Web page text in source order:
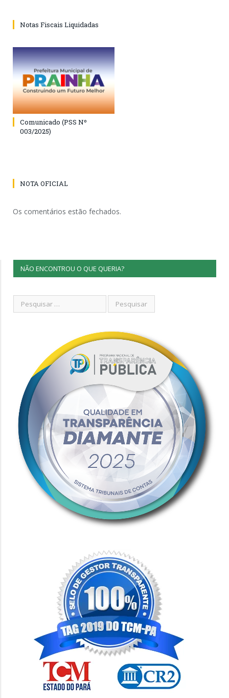
Notas Fiscais Liquidadas
Comunicado (PSS Nº
003/2025)
NOTA OFICIAL
Os comentários estão fechados.
NÃO ENCONTROU O QUE QUERIA?